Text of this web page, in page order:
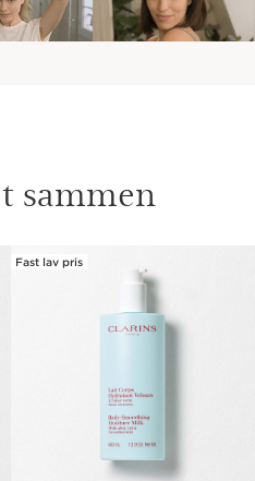
sammen
Fast lav pris